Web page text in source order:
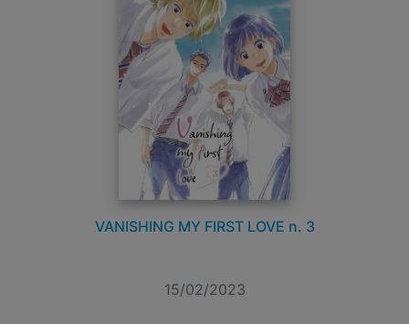
VANISHING MY FIRST LOVE n. 3
15/02/2023